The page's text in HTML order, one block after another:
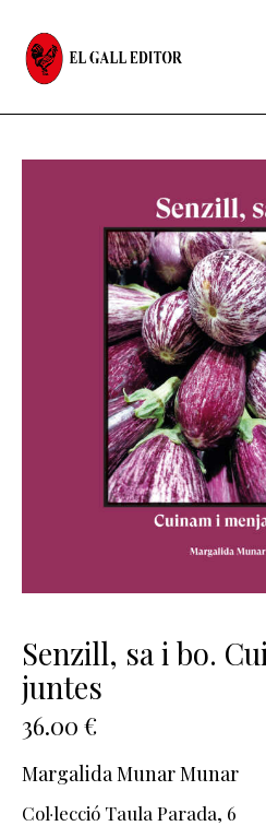
Senzill, sa i bo.
juntes
36.00 €
Margalida Munar Munar
Col·lecció Taula Parada, 6